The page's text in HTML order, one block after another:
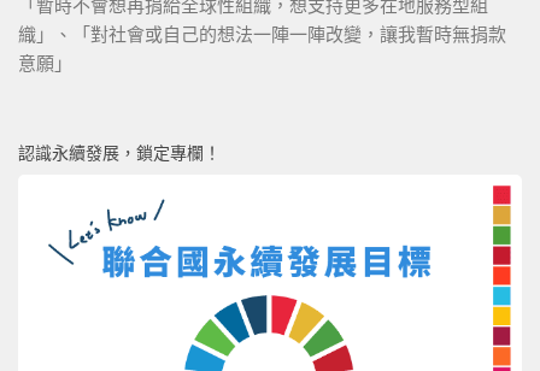
「暫時不會想再捐給全球性組織，想支持更多在地服務型組
織」、「對社會或自己的想法一陣一陣改變，讓我暫時無捐款
意願」
認識永續發展，鎖定專欄！